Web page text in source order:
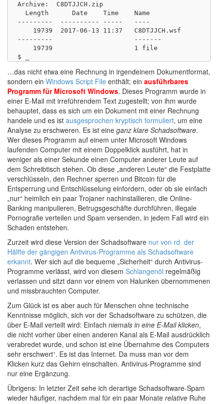
Archive:  C8DTJJCH.zip
  Length      Date    Time    Name
---------  ---------- -----   ----
    19739  2017-06-13 11:37   C8DTJJCH.wsf
---------                     -------
    19739                     1 file
…das nicht etwa eine Rechnung in irgendeinem Dokumentformat,
sondern ein Windows Script File enthält; ein ausführbares
Programm für Microsoft Windows. Dieses Programm wurde in
einer E-Mail mit irreführendem Text zugestellt; von ihm wurde
behauptet, dass es sich um ein Dokument mit einer Rechnung
handele und es ist ausgesprochen kryptisch formuliert, um eine
Analyse zu erschweren. Es ist eine ganz klare Schadsoftware.
Wer dieses Programm auf einem unter Microsoft Windows
laufenden Computer mit einem Doppelklick ausführt, hat in
weniger als einer Sekunde einen Computer anderer Leute auf
dem Schreibtisch stehen. Ob diese „anderen Leute“ die Festplatte
verschlüsseln, den Rechner sperren und Bitcoin für die
Entsperrung und Entschlüsselung einfordern, oder ob sie einfach
„nur“ heimlich ein paar Trojaner nachinstallieren, die Online-
Banking manipulieren, Betrugsgeschäfte durchführen, illegale
Pornografie verteilen und Spam versenden, in jedem Fall wird ein
Schaden entstehen.
Zurzeit wird diese Version der Schadsoftware nur von rd. der
Hälfte der gängigen Antivirus-Programme als Schadsoftware
erkannt. Wer sich auf die bequeme „Sicherheit“ durch Antivirus-
Programme verlässt, wird von diesem Schlangenöl regelmäßig
verlassen und sitzt dann vor einem von Halunken übernommenen
und missbrauchten Computer.
Zum Glück ist es aber auch für Menschen ohne technische
Kenntnisse möglich, sich vor der Schadsoftware zu schützen, die
über E-Mail verteilt wird: Einfach niemals in eine E-Mail klicken,
die nicht vorher über einen anderen Kanal als E-Mail ausdrücklich
verabredet wurde, und schon ist eine Übernahme des Computers
sehr erschwert¹. Es ist das Internet. Da muss man vor dem
Klicken kurz das Gehirn einschalten. Antivirus-Programme sind
nur eine Ergänzung.
Übrigens: In letzter Zeit sehe ich derartige Schadsoftware-Spam
wieder häufiger, nachdem mal für ein paar Monate relative Ruhe